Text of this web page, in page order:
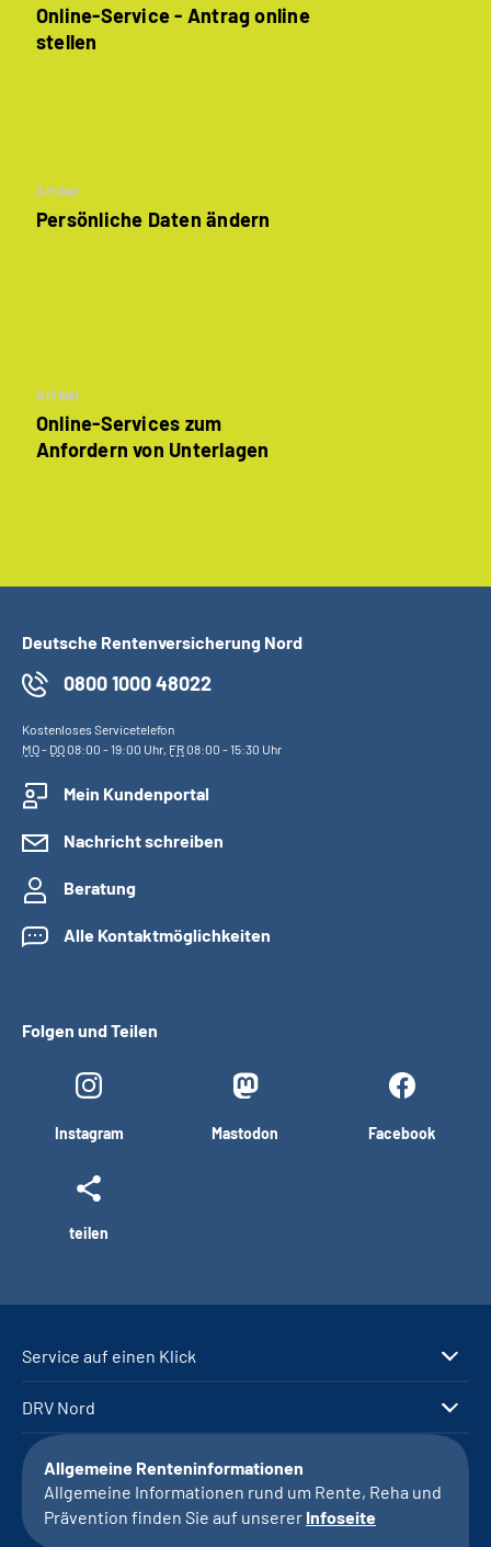
Online-Service - Antrag online
stellen
Artikel
Persönliche Daten ändern
Artikel
Online-Services zum
Anfordern von Unterlagen
Deutsche Rentenversicherung Nord
0800 1000 48022
Kostenloses Servicetelefon
MO- DO08:00 - 19:00 Uhr, FR08:00 - 15:30 Uhr
Mein Kundenportal
Nachricht schreiben
Beratung
Alle Kontaktmöglichkeiten
Folgen und Teilen
Instagram Mastodon Facebook
teilen
Service auf einen Klick
DRV Nord
Allgemeine Renteninformationen
Allgemeine Informationen rund um Rente, Reha und
Prävention finden Sie auf unserer Infoseite